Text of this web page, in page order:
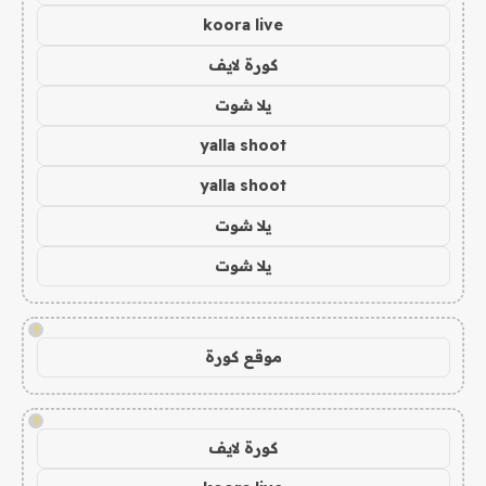
koora live
كورة لايف
يلا شوت
yalla shoot
yalla shoot
يلا شوت
يلا شوت
!
موقع كورة
!
كورة لايف